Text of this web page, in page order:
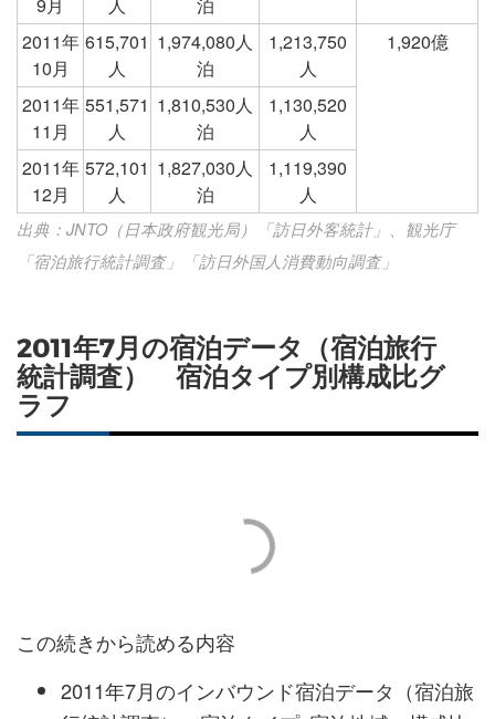
9月 人
泊
2011年
10月
615,701
人
1,974,080人
泊
1,213,750
人
1,920億
2011年
11月
551,571
人
1,810,530人
泊
1,130,520
人
2011年
12月
572,101
人
1,827,030人
泊
1,119,390
人
出典：JNTO（日本政府観光局）「訪日外客統計」、観光庁
「宿泊旅行統計調査」「訪日外国人消費動向調査」
2011年7月の宿泊データ（宿泊旅行
統計調査） 宿泊タイプ別構成比グ
ラフ
この続きから読める内容
2011年7月のインバウンド宿泊データ（宿泊旅